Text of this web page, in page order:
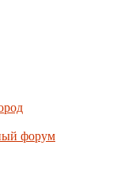
форум